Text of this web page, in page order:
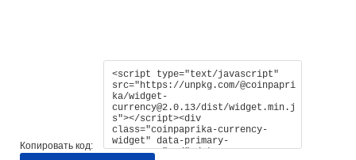
Копировать код: